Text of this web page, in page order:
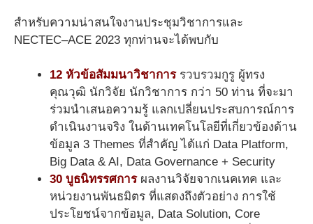
สำหรับความน่าสนใจงานประชุมวิชาการและ
NECTEC–ACE 2023 ทุกท่านจะได้พบกับ
12 หัวข้อสัมมนาวิชาการรวบรวมกูรู ผู้ทรง
คุณวุฒิ นักวิจัย นักวิชาการ กว่า 50 ท่าน ที่จะมา
ร่วมนำเสนอความรู้ แลกเปลี่ยนประสบการณ์การ
ดำเนินงานจริง ในด้านเทคโนโลยีที่เกี่ยวข้องด้าน
ข้อมูล 3 Themes ที่สำคัญ ได้แก่ Data Platform,
Big Data & AI, Data Governance + Security
30 บูธนิทรรศการ ผลงานวิจัยจากเนคเทค และ
หน่วยงานพันธมิตร ที่แสดงถึงตัวอย่าง การใช้
ประโยชน์จากข้อมูล, Data Solution, Core